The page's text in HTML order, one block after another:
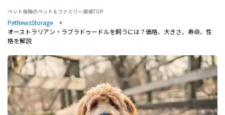
ペット保険のペット＆ファミリー損保TOP
PetNewsStorage
オーストラリアン・ラブラドゥードルを飼うには？価格、大きさ、寿命、性
格を解説